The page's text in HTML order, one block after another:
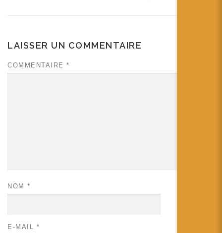
LAISSER UN COMMENTAIRE
COMMENTAIRE *
NOM *
E-MAIL *